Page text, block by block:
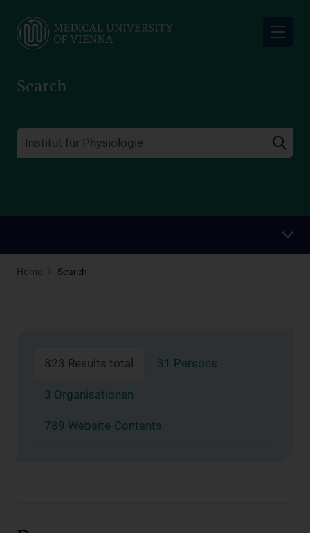
main
Search
Home Search
823 Results total 31 Persons
3 Organisationen
789 Website-Contents